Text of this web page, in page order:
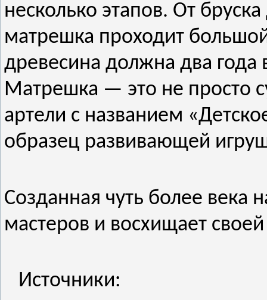
несколько этапов. От
матрешка проходит
древесина должна два
Матрешка — это не просто
артели с названием
образец развивающей
Созданная чуть более века
мастеров и восхищает
Источники: